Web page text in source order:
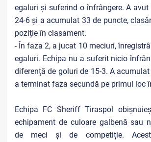
egaluri și suferind o înfrângere. A
24-6 și a acumulat 33 de puncte,
poziție în clasament.
- În faza 2, a jucat 10 meciuri,
egaluri. Echipa nu a suferit nicio
diferență de goluri de 15-3. A
a terminat faza secundă pe primul loc
Echipa FC Sheriff Tiraspol
echipament de culoare galbenă sau
de meci și de competiție.